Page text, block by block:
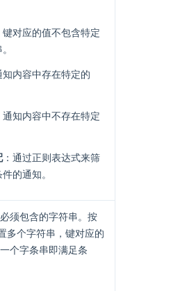
键对应的值不包含特定
知内容中存在特定的
通知内容中不存在特定
：通过正则表达式来筛
的通知。
须包含的字符串。按
多个字符串，键对应的
个字条串即满足条